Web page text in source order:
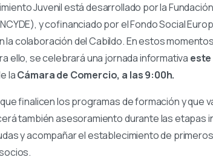
Juvenil está desarrollado por la
y cofinanciado por el Fondo Social
la colaboración del Cabildo. En estos
ello, se celebrará una jornada informativa este
laCámara de Comercio, a las 9:00h.
finalicen los programas de formación y que
también asesoramiento durante las etapas
y acompañar el establecimiento de